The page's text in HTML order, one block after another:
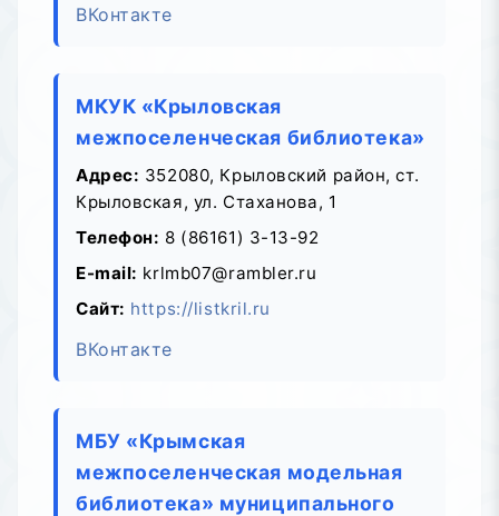
ВКонтакте
МКУК «Крыловская
межпоселенческая библиотека»
Адрес: 352080, Крыловский район, ст.
Крыловская, ул. Стаханова, 1
Телефон: 8 (86161) 3-13-92
E-mail: krlmb07@rambler.ru
Сайт: https://listkril.ru
ВКонтакте
МБУ «Крымская
межпоселенческая модельная
библиотека» муниципального